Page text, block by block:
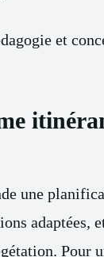
et
une
adaptées,
Pour